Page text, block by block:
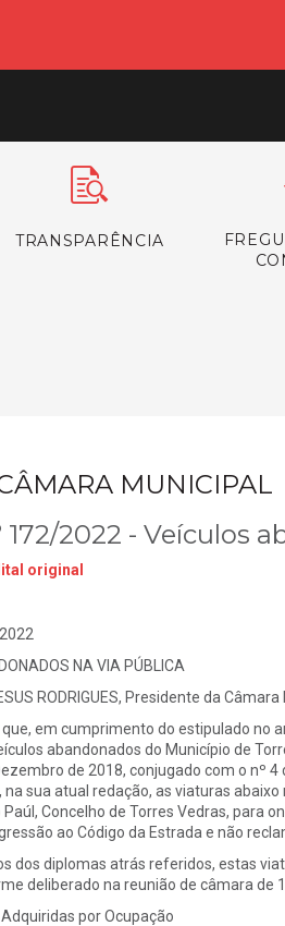
TRANSPARÊNCIA
MUNICIPAL
172/2022 - Veículos
original
NA VIA PÚBLICA
RODRIGUES, Presidente da
que, em cumprimento do estipulado no
abandonados do Município de
de 2018, conjugado com o nº
sua atual redação, as viaturas
Paúl, Concelho de Torres Vedras, para
ao Código da Estrada e não
dos diplomas atrás referidos, estas
deliberado na reunião de câmara de
Adquiridas por Ocupação